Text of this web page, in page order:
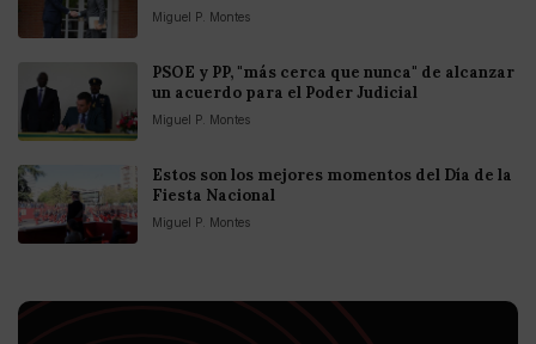
Miguel P. Montes
PSOE y PP, "más cerca que nunca" de alcanzar
un acuerdo para el Poder Judicial
Miguel P. Montes
Estos son los mejores momentos del Día de la
Fiesta Nacional
Miguel P. Montes